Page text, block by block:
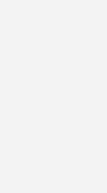
fünf Kilometern
Der Konflikt
dürfte damit
analysiert.
Standorte
interessant
Dies
erst bestehe für